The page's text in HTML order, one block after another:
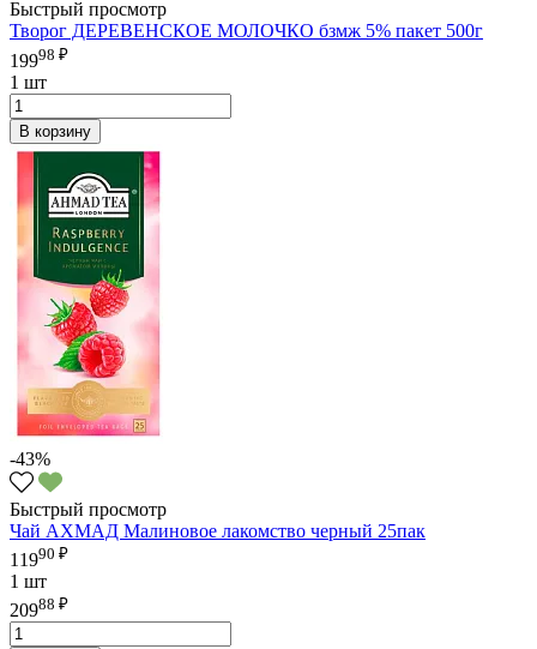
Быстрый просмотр
Творог ДЕРЕВЕНСКОЕ МОЛОЧКО бзмж 5% пакет 500г
19998 ₽
1 шт
В корзину
-43%
Быстрый просмотр
Чай АХМАД Малиновое лакомство черный 25пак
11990 ₽
1 шт
20988 ₽